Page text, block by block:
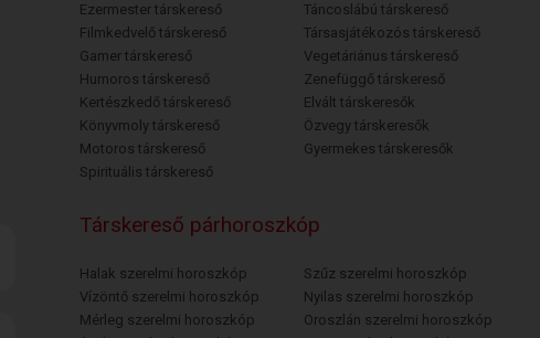
Ezermester társkereső
Filmkedvelő társkereső
Gamer társkereső
Humoros társkereső
Kertészkedő társkereső
Könyvmoly társkereső
Motoros társkereső
Spirituális társkereső
Táncoslábú társkereső
Társasjátékozós társkereső
Vegetáriánus társkereső
Zenefüggő társkereső
Elvált társkeresők
Özvegy társkeresők
Gyermekes társkeresők
Társkereső párhoroszkóp
Halak szerelmi horoszkóp
Vízöntő szerelmi horoszkóp
Mérleg szerelmi horoszkóp
Szűz szerelmi horoszkóp
Nyilas szerelmi horoszkóp
Oroszlán szerelmi horoszkóp